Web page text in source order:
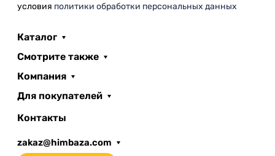
условия политики обработки персональных данных
Каталог
Смотрите также
Компания
Для покупателей
Контакты
zakaz@himbaza.com